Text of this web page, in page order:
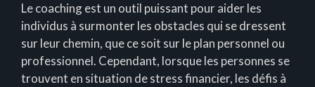
Le coaching est un outil puissant pour aider les
individus à surmonter les obstacles qui se dressent
sur leur chemin, que ce soit sur le plan personnel ou
professionnel. Cependant, lorsque les personnes se
trouvent en situation de stress financier, les défis à